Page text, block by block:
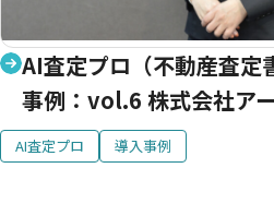
AI査定プロ（不動産査定
事例：vol.6 株式会社ア
AI査定プロ 導入事例